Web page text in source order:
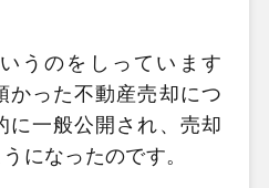
うのをしっています
かった不動産売却につ
に一般公開され、売却
になったのです。